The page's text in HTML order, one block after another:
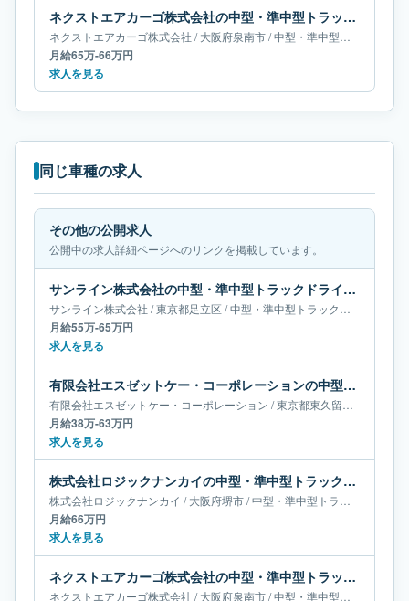
ネクストエアカーゴ株式会社の中型・準中型トラックドライバー求人｜大阪府泉南市｜月給65万-66万円
ネクストエアカーゴ株式会社 /大阪府泉南市/中型・準中型トラックドライバー
月給65万-66万円
求人を見る
同じ車種の求人
その他の公開求人
公開中の求人詳細ページへのリンクを掲載しています。
サンライン株式会社の中型・準中型トラックドライバー求人｜東京都足立区｜月給55万-65万円
サンライン株式会社 /東京都足立区 /中型・準中型トラックドライバー
月給55万-65万円
求人を見る
有限会社エスゼットケー・コーポレーションの中型・準中型トラックドライバー求人｜東京都東久留米市｜月給38万-63万円
有限会社エスゼットケー・コーポレーション /東京都東久留米市
月給38万-63万円
求人を見る
株式会社ロジックナンカイの中型・準中型トラックドライバー求人｜大阪府堺市｜月給66万円
株式会社ロジックナンカイ /大阪府堺市/中型・準中型トラックドライバー
月給66万円
求人を見る
ネクストエアカーゴ株式会社の中型・準中型トラックドライバー求人｜大阪府泉南市｜月給65万-66万円
ネクストエアカーゴ株式会社 /大阪府泉南市/中型・準中型トラックドライバー